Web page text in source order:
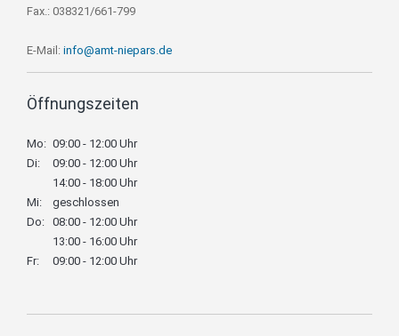
Fax.: 038321/661-799
E-Mail: info@amt-niepars.de
Öffnungszeiten
Mo: 09:00 - 12:00 Uhr
Di:
09:00 - 12:00 Uhr
14:00 - 18:00 Uhr
Mi:
geschlossen
Do: 08:00 - 12:00 Uhr
13:00 - 16:00 Uhr
Fr:
09:00 - 12:00 Uhr